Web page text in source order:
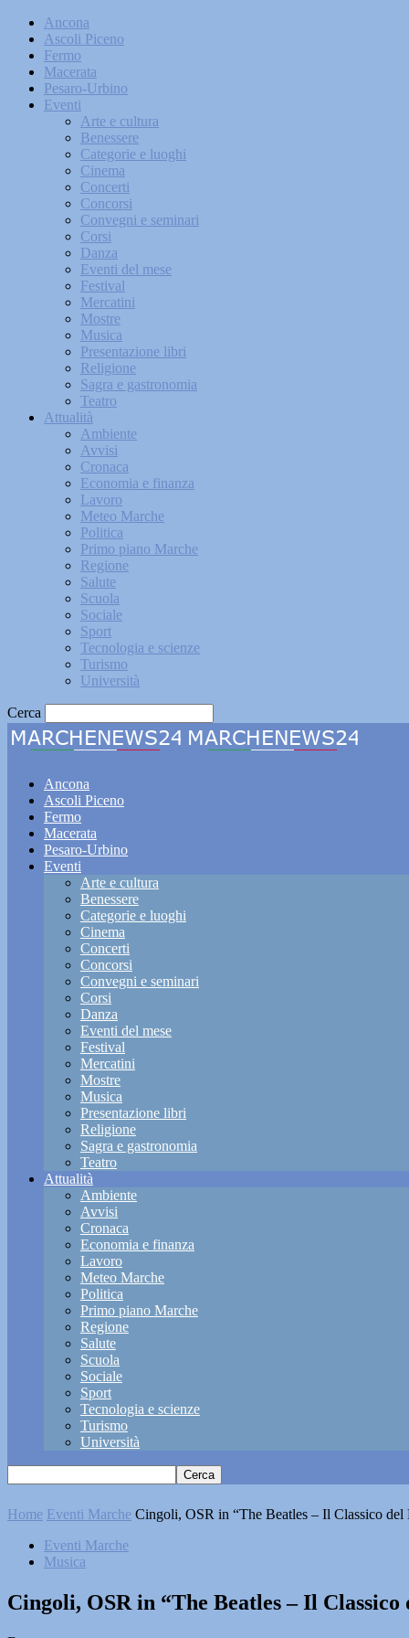
Ancona
Ascoli Piceno
Fermo
Macerata
Pesaro-Urbino
Eventi
Arte e cultura
Benessere
Categorie e luoghi
Cinema
Concerti
Concorsi
Convegni e seminari
Corsi
Danza
Eventi del mese
Festival
Mercatini
Mostre
Musica
Presentazione libri
Religione
Sagra e gastronomia
Teatro
Attualità
Ambiente
Avvisi
Cronaca
Economia e finanza
Lavoro
Meteo Marche
Politica
Primo piano Marche
Regione
Salute
Scuola
Sociale
Sport
Tecnologia e scienze
Turismo
Università
Cerca
Ancona
Ascoli Piceno
Fermo
Macerata
Pesaro-Urbino
Eventi
Arte e cultura
Benessere
Categorie e luoghi
Cinema
Concerti
Concorsi
Convegni e seminari
Corsi
Danza
Eventi del mese
Festival
Mercatini
Mostre
Musica
Presentazione libri
Religione
Sagra e gastronomia
Teatro
Attualità
Ambiente
Avvisi
Cronaca
Economia e finanza
Lavoro
Meteo Marche
Politica
Primo piano Marche
Regione
Salute
Scuola
Sociale
Sport
Tecnologia e scienze
Turismo
Università
Home Eventi Marche Cingoli, OSR in “The Beatles – Il Classico del
Eventi Marche
Musica
Cingoli, OSR in “The Beatles – Il Classico